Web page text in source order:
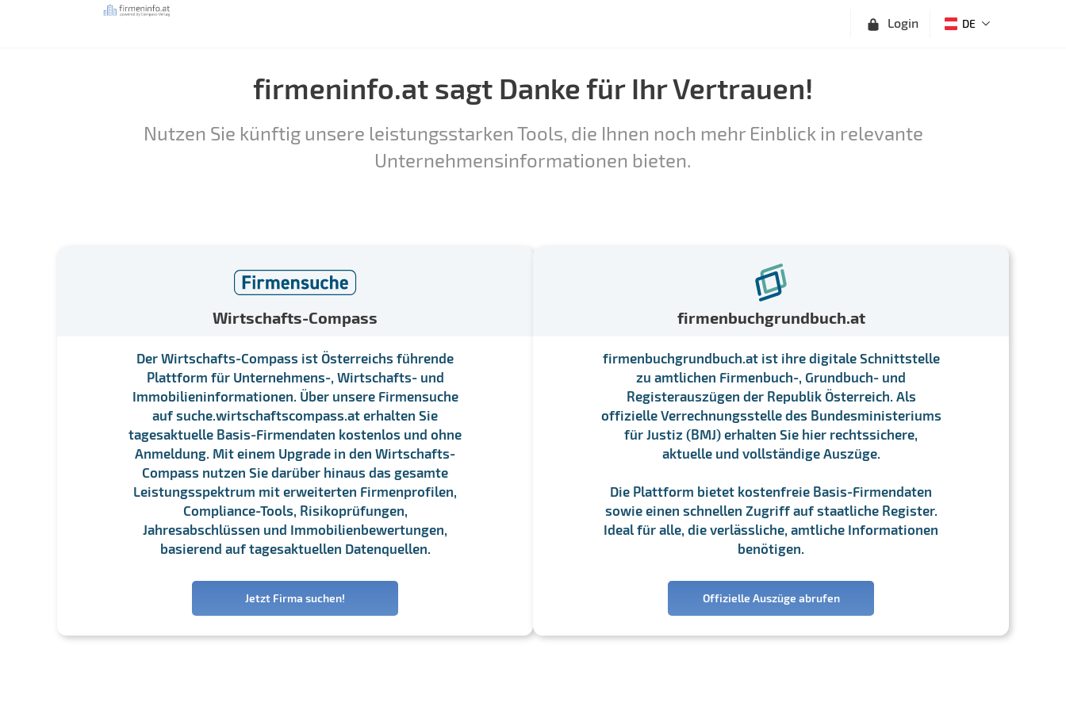
Login DE
firmeninfo.at sagt Danke für Ihr Vertrauen!
Nutzen Sie künftig unsere leistungsstarken Tools, die Ihnen noch mehr Einblick in relevante
Unternehmensinformationen bieten.
Wirtschafts-Compass
Der Wirtschafts-Compass ist Österreichs führende
Plattform für Unternehmens-, Wirtschafts- und
Immobilieninformationen. Über unsere Firmensuche
auf suche.wirtschaftscompass.at erhalten Sie
tagesaktuelle Basis-Firmendaten kostenlos und ohne
Anmeldung. Mit einem Upgrade in den Wirtschafts-
Compass nutzen Sie darüber hinaus das gesamte
Leistungsspektrum mit erweiterten Firmenprofilen,
Compliance-Tools, Risikoprüfungen,
Jahresabschlüssen und Immobilienbewertungen,
basierend auf tagesaktuellen Datenquellen.
Jetzt Firma suchen!
firmenbuchgrundbuch.at
firmenbuchgrundbuch.at ist ihre digitale Schnittstelle
zu amtlichen Firmenbuch-, Grundbuch- und
Registerauszügen der Republik Österreich. Als
offizielle Verrechnungsstelle des Bundesministeriums
für Justiz (BMJ) erhalten Sie hier rechtssichere,
aktuelle und vollständige Auszüge.
Die Plattform bietet kostenfreie Basis-Firmendaten
sowie einen schnellen Zugriff auf staatliche Register.
Ideal für alle, die verlässliche, amtliche Informationen
benötigen.
Offizielle Auszüge abrufen